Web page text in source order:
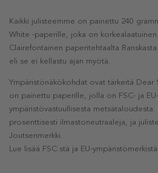
Kaikki julisteemme on painettu 240
White -paperille, joka on
Clairefontainen paperitehtaalta
eli se ei kellastu ajan myötä.
Ympäristönäkökohdat ovat tärkeitä Dear
on painettu paperille, jolla on FSC- ja
ympäristövastuullisesta
prosenttisesti ilmastoneutraaleja, ja
Joutsenmerkki.
Lue lisää FSC:stä ja EU-